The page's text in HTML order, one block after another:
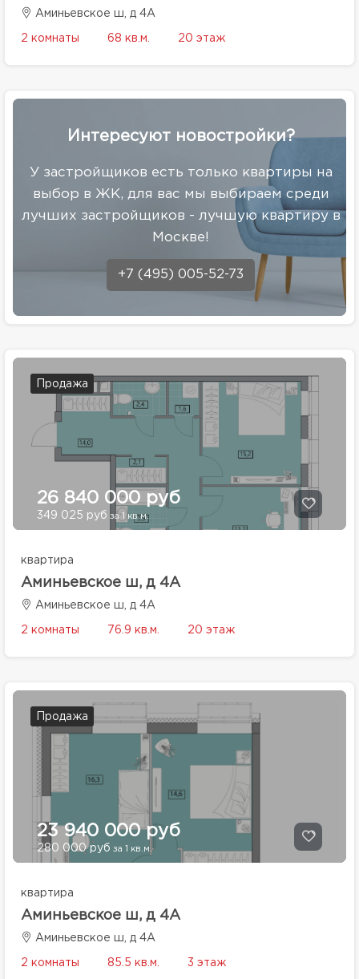
Аминьевское ш, д 4А
2 комнаты 68 кв.м. 20 этаж
Интересуют новостройки?
У застройщиков есть только квартиры на
выбор в ЖК, для вас мы выбираем среди
лучших застройщиков - лучшую квартиру в
Москве!
+7 (495) 005-52-73
Продажа
26 840 000 руб
349 025 руб за 1 кв.м.
квартира
Аминьевское ш, д 4А
Аминьевское ш, д 4А
2 комнаты 76.9 кв.м. 20 этаж
Продажа
23 940 000 руб
280 000 руб за 1 кв.м.
квартира
Аминьевское ш, д 4А
Аминьевское ш, д 4А
2 комнаты 85.5 кв.м. 3 этаж